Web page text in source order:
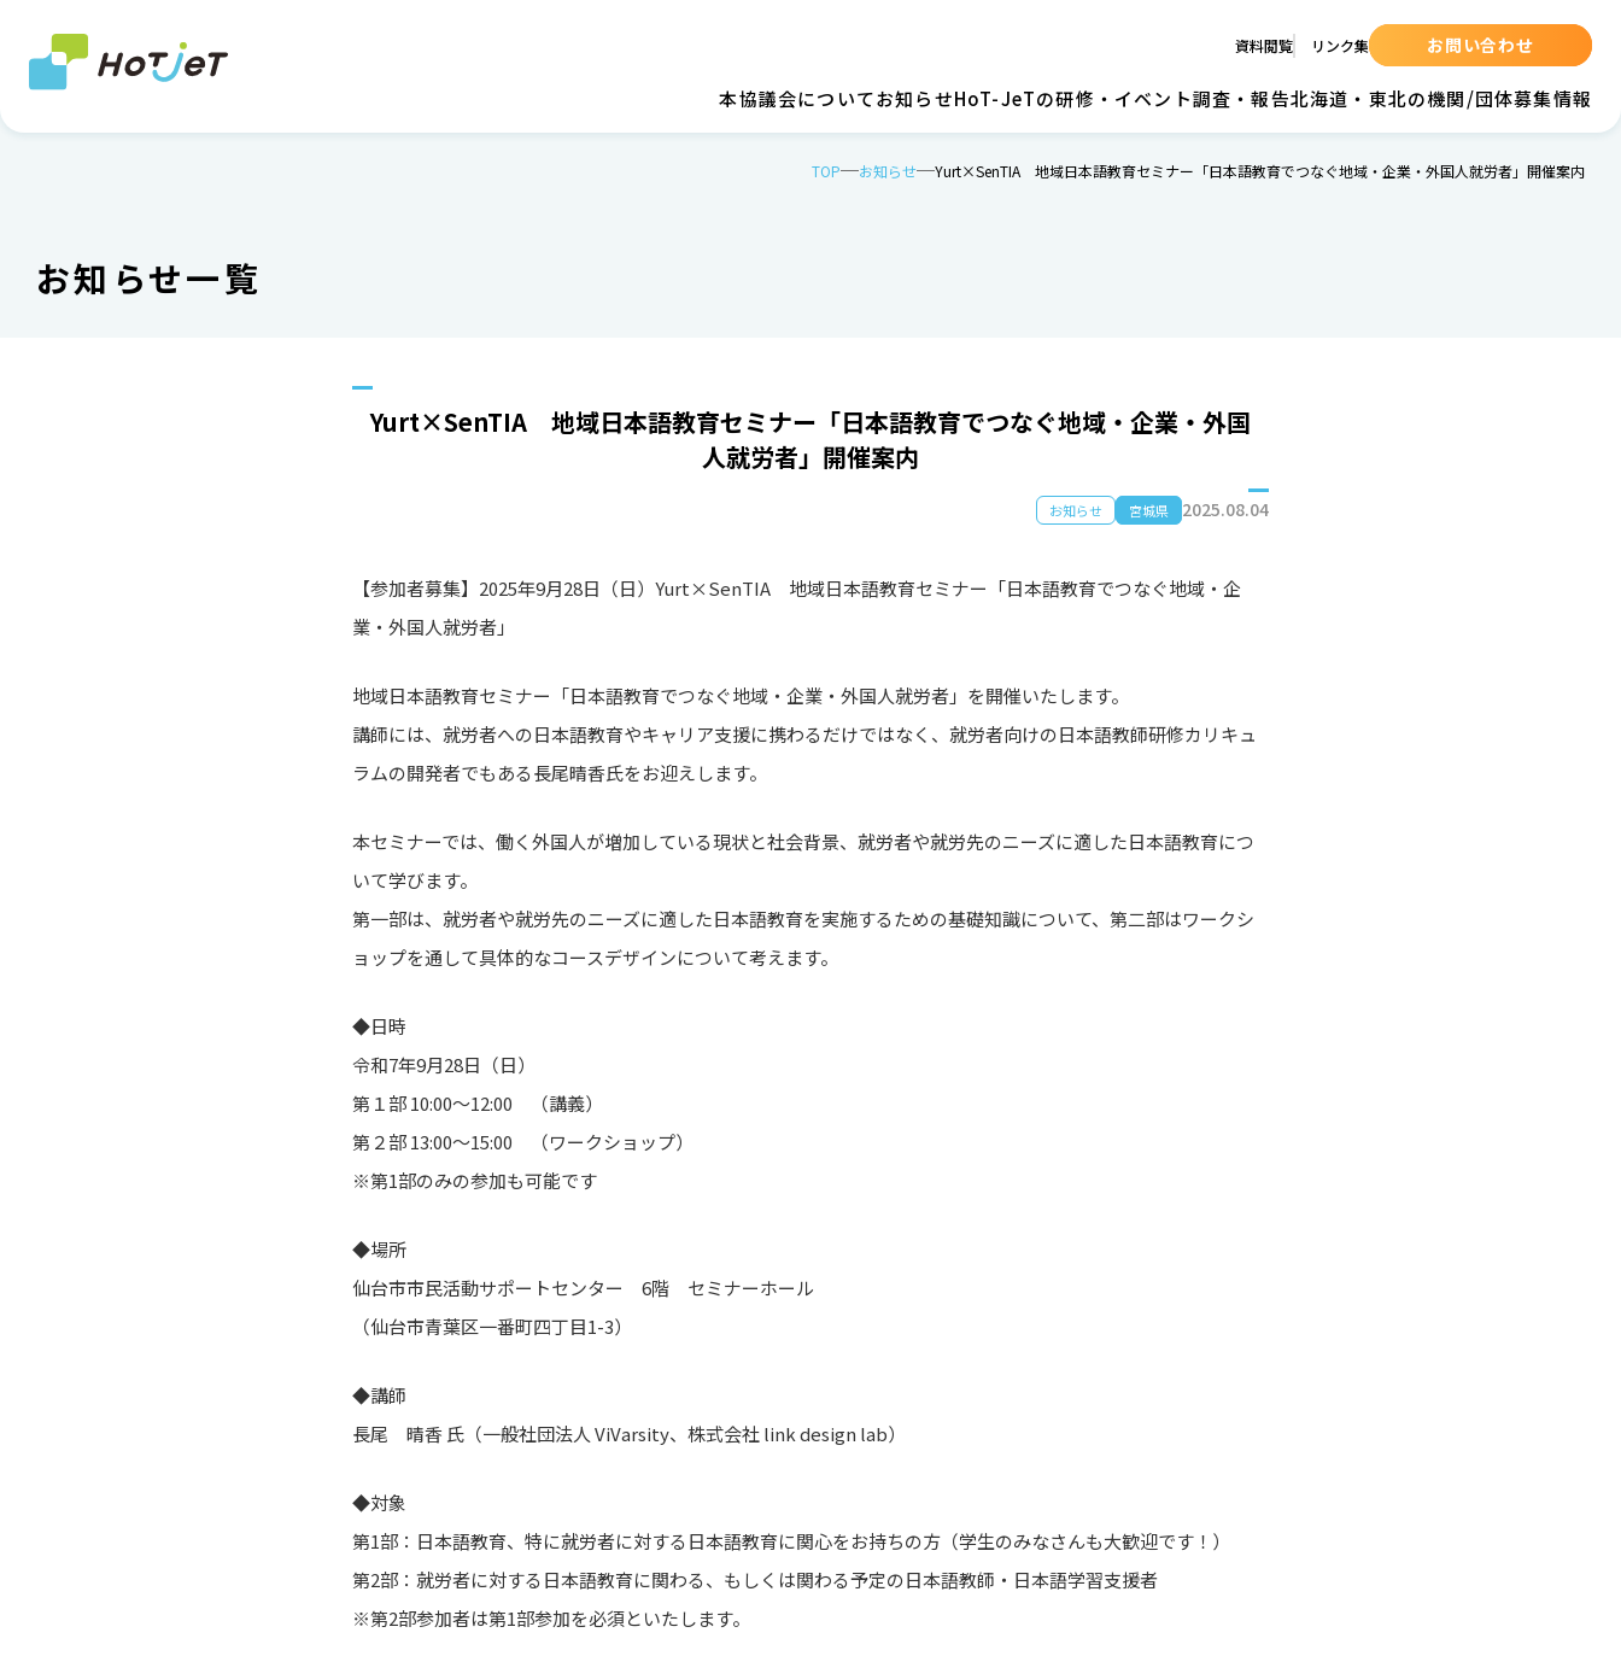
資料閲覧 リンク集 お問い合わせ
本協議会についてお知らせHoT-JeTの研修・イベント調査・報告北海道・東北の機関/団体募集情報
お知らせ一覧
TOP お知らせ Yurt×SenTIA 地域日本語教育セミナー「日本語教育でつなぐ地域・企業・外国人就労者」開催案内
Yurt×SenTIA 地域日本語教育セミナー「日本語教育でつなぐ地域・企業・外国
人就労者」開催案内
お知らせ 宮城県 2025.08.04
【参加者募集】2025年9月28日（日）Yurt×SenTIA 地域日本語教育セミナー「日本語教育でつなぐ地域・企
業・外国人就労者」
地域日本語教育セミナー「日本語教育でつなぐ地域・企業・外国人就労者」を開催いたします。
講師には、就労者への日本語教育やキャリア支援に携わるだけではなく、就労者向けの日本語教師研修カリキュ
ラムの開発者でもある長尾晴香氏をお迎えします。
本セミナーでは、働く外国人が増加している現状と社会背景、就労者や就労先のニーズに適した日本語教育につ
いて学びます。
第一部は、就労者や就労先のニーズに適した日本語教育を実施するための基礎知識について、第二部はワークシ
ョップを通して具体的なコースデザインについて考えます。
◆日時
令和7年9月28日（日）
第１部 10:00～12:00 （講義）
第２部 13:00～15:00 （ワークショップ）
※第1部のみの参加も可能です
◆場所
仙台市市民活動サポートセンター 6階 セミナーホール
（仙台市青葉区一番町四丁目1-3）
◆講師
長尾 晴香 氏（一般社団法人 ViVarsity、株式会社 link design lab）
◆対象
第1部：日本語教育、特に就労者に対する日本語教育に関心をお持ちの方（学生のみなさんも大歓迎です！）
第2部：就労者に対する日本語教育に関わる、もしくは関わる予定の日本語教師・日本語学習支援者
※第2部参加者は第1部参加を必須といたします。